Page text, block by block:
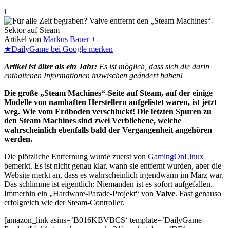
i
Artikel von Markus Bauer +
★DailyGame bei Google merken
Artikel ist älter als ein Jahr: Es ist möglich, dass sich die darin
enthaltenen Informationen inzwischen geändert haben!
Die große „Steam Machines“-Seite auf Steam, auf der einige
Modelle von namhaften Herstellern aufgelistet waren, ist jetzt
weg. Wie vom Erdboden verschluckt! Die letzten Spuren zu
den Steam Machines sind zwei Verbliebene, welche
wahrscheinlich ebenfalls bald der Vergangenheit angehören
werden.
Die plötzliche Entfernung wurde zuerst von GamingOnLinux
bemerkt. Es ist nicht genau klar, wann sie entfernt wurden, aber die
Website merkt an, dass es wahrscheinlich irgendwann im März war.
Das schlimme ist eigentlich: Niemanden ist es sofort aufgefallen.
Immerhin ein „Hardware-Parade-Projekt“ von Valve. Fast genauso
erfolgreich wie der Steam-Controller.
[amazon_link asins=’B016KBVBCS‘ template=’DailyGame-